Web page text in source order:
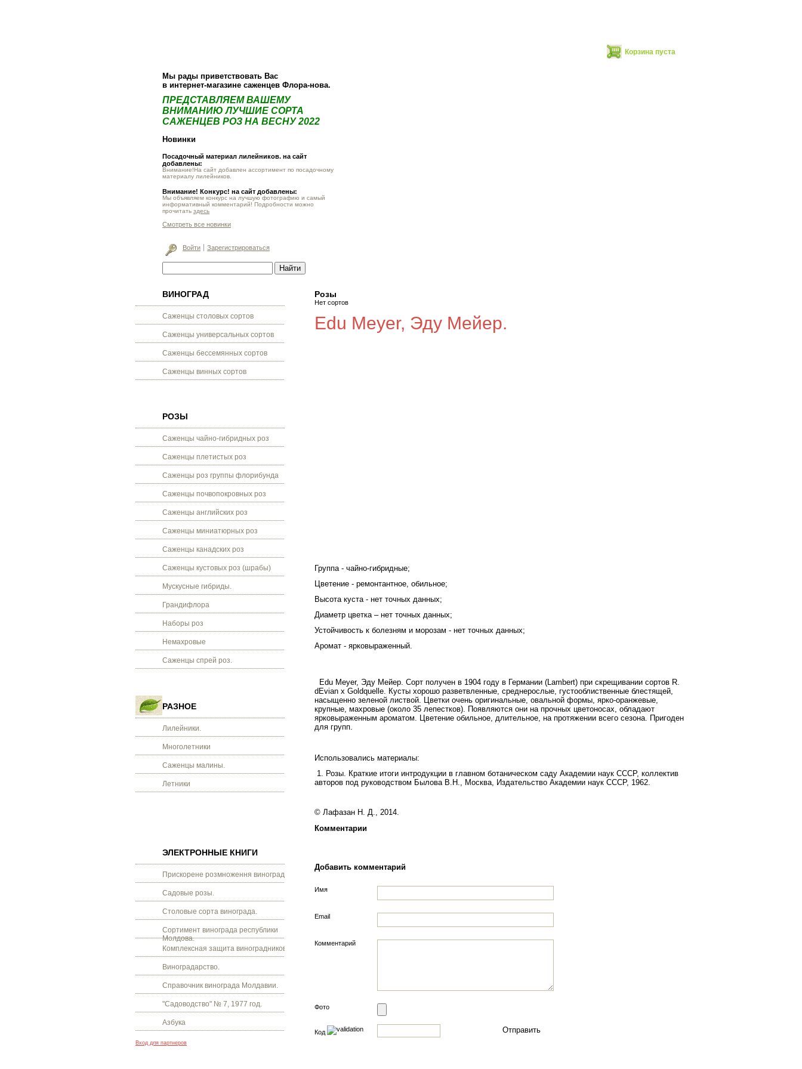
Корзина пуста
Мы рады приветствовать Вас
в интернет-магазине саженцев Флора-нова.
ПРЕДСТАВЛЯЕМ ВАШЕМУ
ВНИМАНИЮ ЛУЧШИЕ СОРТА
САЖЕНЦЕВ РОЗ НА ВЕСНУ 2022
Новинки
Посадочный материал лилейников. на сайт
добавлены:
Внимание!На сайт добавлен ассортимент по посадочному
материалу лилейников.
Внимание! Конкурс! на сайт добавлены:
Мы объявляем конкурс на лучшую фотографию и самый
информативный комментарий! Подробности можно
прочитать здесь
Смотреть все новинки
Войти Зарегистрироваться
ВИНОГРАД
Саженцы столовых сортов
Саженцы универсальных сортов
Саженцы бессемянных сортов
Саженцы винных сортов
РОЗЫ
Саженцы чайно-гибридных роз
Саженцы плетистых роз
Саженцы роз группы флорибунда
Саженцы почвопокровных роз
Саженцы английских роз
Саженцы миниатюрных роз
Саженцы канадских роз
Саженцы кустовых роз (шрабы)
Мускусные гибриды.
Грандифлора
Наборы роз
Немахровые
Саженцы спрей роз.
РАЗНОЕ
Лилейники.
Многолетники
Саженцы малины.
Летники
ЭЛЕКТРОННЫЕ КНИГИ
Прискорене розмноження винограду.
Садовые розы.
Столовые сорта винограда.
Сортимент винограда республики
Молдова.
Комплексная защита виноградников.
Виноградарство.
Справочник винограда Молдавии.
"Садоводство" № 7, 1977 год.
Азбука
Вход для партнеров
Розы
Нет сортов
Edu Meyer, Эду Мейер.
Группа - чайно-гибридные;
Цветение - ремонтантное, обильное;
Высота куста - нет точных данных;
Диаметр цветка – нет точных данных;
Устойчивость к болезням и морозам - нет точных данных;
Аромат - ярковыраженный.
Edu Meyer, Эду Мейер. Сорт получен в 1904 году в Германии (Lambert) при скрещивании сортов R.
dEvian x Goldquelle. Кусты хорошо разветвленные, среднерослые, густооблиственные блестящей,
насыщенно зеленой листвой. Цветки очень оригинальные, овальной формы, ярко-оранжевые,
крупные, махровые (около 35 лепестков). Появляются они на прочных цветоносах, обладают
ярковыраженным ароматом. Цветение обильное, длительное, на протяжении всего сезона. Пригоден
для групп.
Использовались материалы:
1. Розы. Краткие итоги интродукции в главном ботаническом саду Академии наук СССР, коллектив
авторов под руководством Былова В.Н., Москва, Издательство Академии наук СССР, 1962.
© Лафазан Н. Д., 2014.
Комментарии
Добавить комментарий
Имя
Email
Комментарий
Фото
Код